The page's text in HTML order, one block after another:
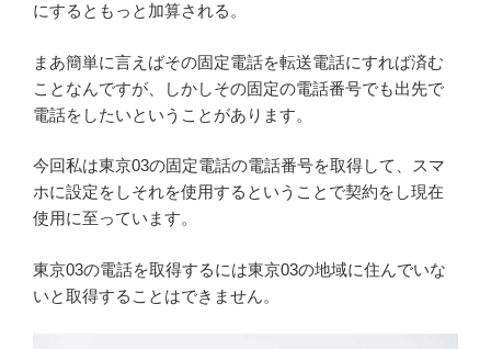
にするともっと加算される。
まあ簡単に言えばその固定電話を転送電話にすれば済む
ことなんですが、しかしその固定の電話番号でも出先で
電話をしたいということがあります。
今回私は東京03の固定電話の電話番号を取得して、スマ
ホに設定をしそれを使用するということで契約をし現在
使用に至っています。
東京03の電話を取得するには東京03の地域に住んでいな
いと取得することはできません。